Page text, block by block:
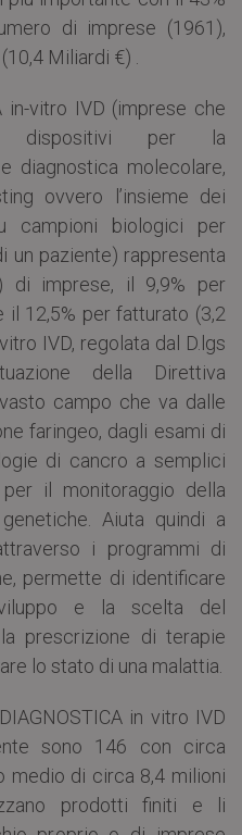
di imprese (1961),
Miliardi €) .
in-vitro IVD (imprese che
dispositivi per la
diagnostica molecolare,
ovvero l’insieme dei
campioni biologici per
un paziente) rappresenta
di imprese, il 9,9% per
il 12,5% per fatturato (3,2
IVD, regolata dal D.lgs
della Direttiva
campo che va dalle
faringeo, dagli esami di
di cancro a semplici
il monitoraggio della
Aiuta quindi a
i programmi di
permette di identificare
e la scelta del
prescrizione di terapie
lo stato di una malattia.
in vitro IVD
sono 146 con circa
medio di circa 8,4 milioni
prodotti finiti e li